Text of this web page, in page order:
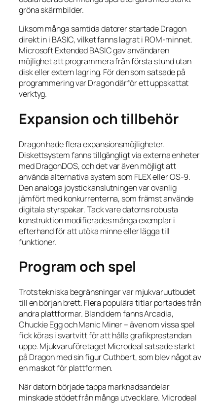
gröna skärmbilder.
Liksom många samtida datorer startade Dragon
direkt in i BASIC, vilket fanns lagrat i ROM-minnet.
Microsoft Extended BASIC gav användaren
möjlighet att programmera från första stund utan
disk eller extern lagring. För den som satsade på
programmering var Dragon därför ett uppskattat
verktyg.
Expansion och tillbehör
Dragon hade flera expansionsmöjligheter.
Diskettsystem fanns tillgängligt via externa enheter
med DragonDOS, och det var även möjligt att
använda alternativa system som FLEX eller OS-9.
Den analoga joystickanslutningen var ovanlig
jämfört med konkurrenterna, som främst använde
digitala styrspakar. Tack vare datorns robusta
konstruktion modifierades många exemplar i
efterhand för att utöka minne eller lägga till
funktioner.
Program och spel
Trots tekniska begränsningar var mjukvaruutbudet
till en början brett. Flera populära titlar portades från
andra plattformar. Bland dem fanns Arcadia,
Chuckie Egg och Manic Miner – även om vissa spel
fick köras i svartvitt för att hålla grafikprestandan
uppe. Mjukvaruföretaget Microdeal satsade starkt
på Dragon med sin figur Cuthbert, som blev något av
en maskot för plattformen.
När datorn började tappa marknadsandelar
minskade stödet från många utvecklare. Microdeal